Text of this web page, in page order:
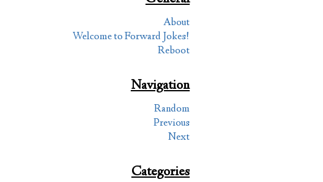
About
Welcome to Forward Jokes!
Reboot
Navigation
Random
Previous
Next
Categories